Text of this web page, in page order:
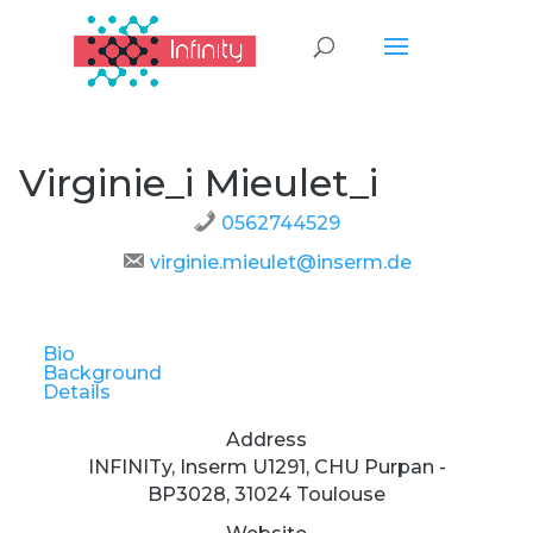
Virginie_i Mieulet_i
0562744529
virginie.mieulet@inserm.de
Bio
Background
Details
Address
INFINITy, Inserm U1291, CHU Purpan -
BP3028, 31024 Toulouse